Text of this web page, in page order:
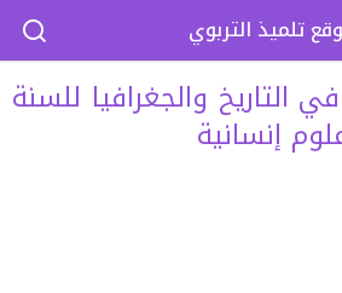
التاريخ والجغرافيا للسنة
إنسانية
تلميذ التربوي